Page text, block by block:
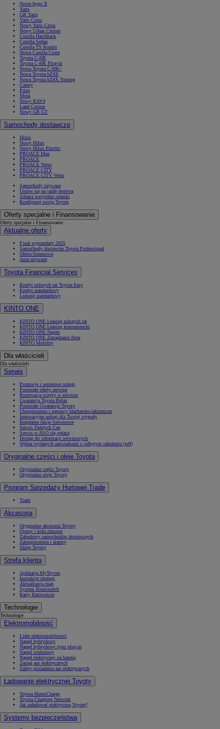
Nowe Aygo X
Yaris
GR Yaris
Yaris Cross
Nowy Yaris Cross
Nowy Urban Cruiser
Corolla Hatchback
Corolla Sedan
Corolla TS Kombi
Nowa Corolla Cross
Toyota C-HR
Toyota C-HR Plug-in
Nowa Toyota C-HR+
Nowa Toyota bZ4X
Nowa Toyota bZ4X Touring
Camry
Prius
Mirai
Nowy RAV4
Land Cruiser
Nowy GR GT
Samochody dostawcze
Hilux
Nowy Hilux
Nowy Hilux Electric
PROACE Max
PROACE
PROACE Verso
PROACE CITY
PROACE CITY Verso
Samochody używane
Umów się na jazdę testową
Zobacz wszystkie cenniki
Konfiguruj swoją Toyotę
Oferty specjalne i Finansowanie
Oferty specjalne i Finansowanie
Aktualne oferty
Finał wyprzedaży 2025
Samochody dostawcze Toyota Professional
Oferta biznesowa
Auta używane
Toyota Financial Services
Kredyt niższych rat Toyota Easy
Kredyt standardowy
Leasing standardowy
KINTO ONE
KINTO ONE Leasing niższych rat
KINTO ONE Leasing konsumencki
KINTO ONE Najem
KINTO ONE Zarządzanie flotą
KINTO Mobility
Dla właścicieli
Dla właścicieli
Serwis
Promocje i sezonowe usługi
Pozostałe oferty serwisu
Rezerwacja wizyty w serwisie
Gwarancja Toyota Relax
Pozostałe Gwarancje Toyoty
Ubezpieczenia i naprawy blacharsko-lakiernicze
Innowacyjne usługi dla Twojej wygody
Bezpłatne Akcje Serwisowe
Serwis Dobrych Cen
Serwis w ASO się opłaca
Dostęp do informacji serwisowych
Wykaz wydanych zaświadczeń o odbytym szkoleniu (pdf)
Oryginalne części i oleje Toyota
Oryginalne części Toyoty
Oryginalne oleje Toyoty
Program Sprzedaży Hurtowej Trade
Trade
Akcesoria
Oryginalne akcesoria Toyoty
Opony i koła zimowe
Zabudowy samochodów dostawczych
Zabezpieczenia i alarmy
Sklep Toyoty
Strefa klienta
Aplikacja MyToyota
Instrukcje obsługi
Aktualizacja map
System Bluetooth®
Karty Ratownicze
Technologie
Technologie
Elektromobilność
Lider elektromobilności
Napęd hybrydowy
Napęd hybrydowy typu plug-in
Napęd wodorowy
Napęd elektryczny na baterię
Zasięg aut elektrycznych
Zalety posiadania aut elektrycznych
Ładowanie elektrycznej Toyoty
Toyota HomeCharge
Toyota Charging Network
Jak naładować elektryczną Toyotę?
Systemy bezpieczeństwa